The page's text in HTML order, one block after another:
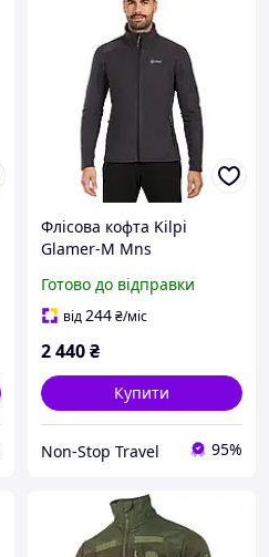
Флісова кофта Kilpi
Glamer-M Mns
Готово до відправки
від244₴/міс
2 440₴
Купити
Non-Stop Travel 95%